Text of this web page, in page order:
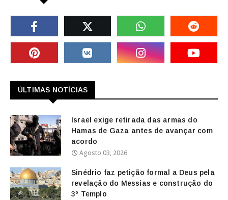
ÚLTIMAS NOTÍCIAS
Israel exige retirada das armas do
Hamas de Gaza antes de avançar com
acordo
Agosto 03, 2026
Sinédrio faz petição formal a Deus pela
revelação do Messias e construção do
3º Templo